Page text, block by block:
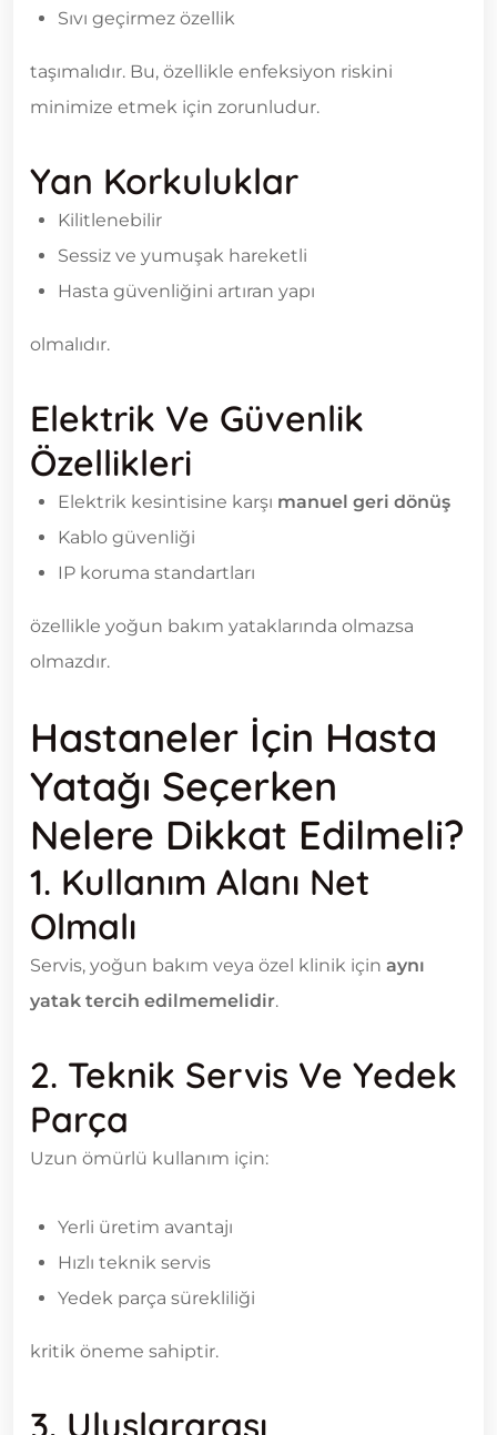
Sıvı geçirmez özellik
taşımalıdır. Bu, özellikle enfeksiyon riskini
minimize etmek için zorunludur.
Yan Korkuluklar
Kilitlenebilir
Sessiz ve yumuşak hareketli
Hasta güvenliğini artıran yapı
olmalıdır.
Elektrik Ve Güvenlik
Özellikleri
Elektrik kesintisine karşı manuel geri dönüş
Kablo güvenliği
IP koruma standartları
özellikle yoğun bakım yataklarında olmazsa
olmazdır.
Hastaneler İçin Hasta
Yatağı Seçerken
Nelere Dikkat Edilmeli?
1. Kullanım Alanı Net
Olmalı
Servis, yoğun bakım veya özel klinik için aynı
yatak tercih edilmemelidir.
2. Teknik Servis Ve Yedek
Parça
Uzun ömürlü kullanım için:
Yerli üretim avantajı
Hızlı teknik servis
Yedek parça sürekliliği
kritik öneme sahiptir.
3. Uluslararası